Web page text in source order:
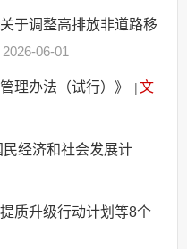
于调整高排放非道路移
2026-06-01
理办法（试行）》 |文
经济和社会发展计
质升级行动计划等8个